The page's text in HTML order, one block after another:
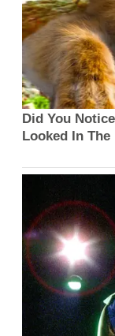
Did You
Looked In The